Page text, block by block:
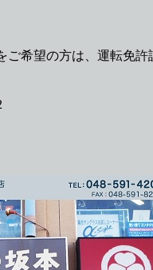
ご希望の方は、運転免